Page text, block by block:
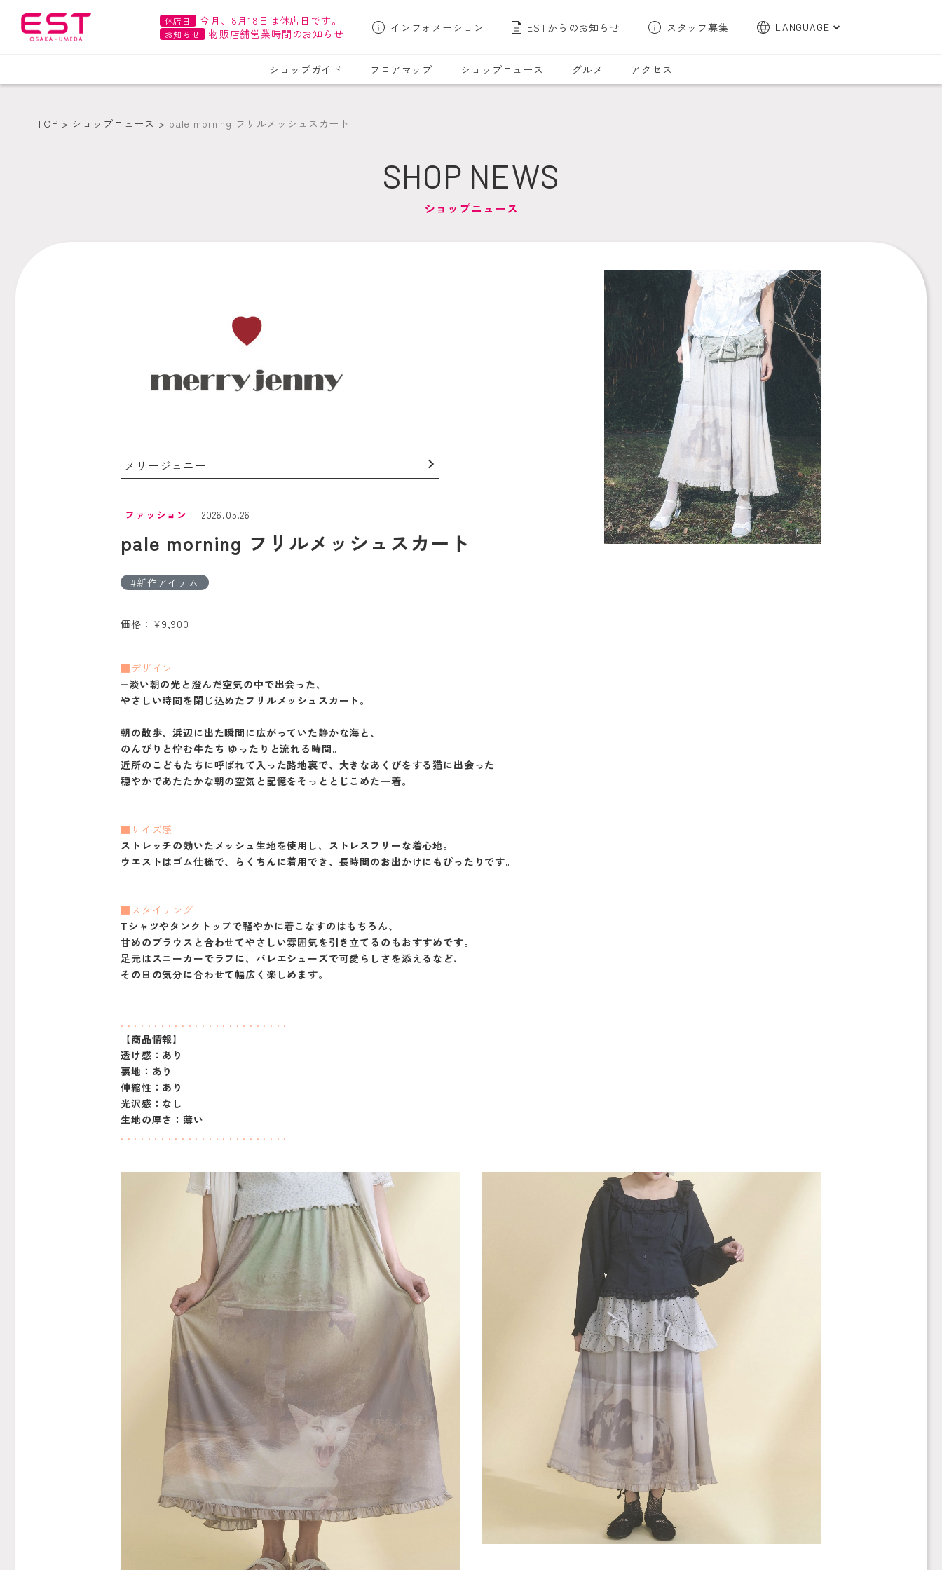
休店日 今月、8月18日は休店日です。
お知らせ 物販店舗営業時間のお知らせ インフォメーション ESTからのお知らせ スタッフ募集 LANGUAGE
한국어
ショップガイド フロアマップ ショップニュース グルメ アクセス
TOP ショップニュース pale morning フリルメッシュスカート
SHOP NEWS
ショップニュース
メリージェニー
ファッション 2026.05.26
pale morning フリルメッシュスカート
新作アイテム
価格：￥9,900
■デザイン
―淡い朝の光と澄んだ空気の中で出会った、
やさしい時間を閉じ込めたフリルメッシュスカート。
朝の散歩、浜辺に出た瞬間に広がっていた静かな海と、
のんびりと佇む牛たち ゆったりと流れる時間。
近所のこどもたちに呼ばれて入った路地裏で、大きなあくびをする猫に出会った
穏やかであたたかな朝の空気と記憶をそっととじこめた一着。
■サイズ感
ストレッチの効いたメッシュ生地を使用し、ストレスフリーな着心地。
ウエストはゴム仕様で、らくちんに着用でき、長時間のお出かけにもぴったりです。
■スタイリング
Tシャツやタンクトップで軽やかに着こなすのはもちろん、
甘めのブラウスと合わせてやさしい雰囲気を引き立てるのもおすすめです。
足元はスニーカーでラフに、バレエシューズで可愛らしさを添えるなど、
その日の気分に合わせて幅広く楽しめます。
. . . . . . . . . . . . . . . . . . . . . . . . .
【商品情報】
透け感：あり
裏地：あり
伸縮性：あり
光沢感：なし
生地の厚さ：薄い
. . . . . . . . . . . . . . . . . . . . . . . . .